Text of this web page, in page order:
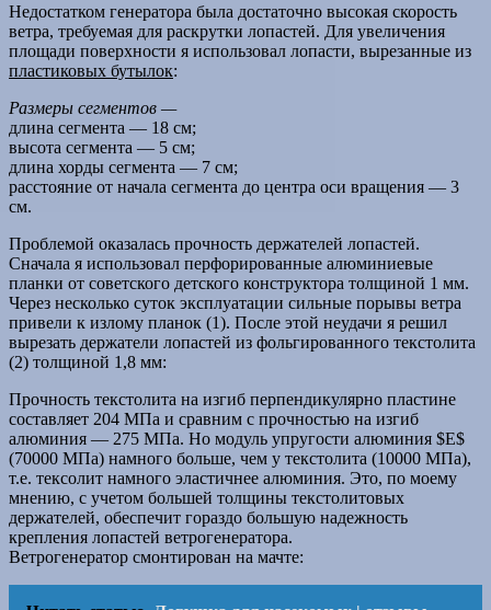
Недостатком генератора была достаточно высокая скорость
ветра, требуемая для раскрутки лопастей. Для увеличения
площади поверхности я использовал лопасти, вырезанные из
пластиковых бутылок:
Размеры сегментов —
длина сегмента — 18 см;
высота сегмента — 5 см;
длина хорды сегмента — 7 см;
расстояние от начала сегмента до центра оси вращения — 3
см.
Проблемой оказалась прочность держателей лопастей.
Сначала я использовал перфорированные алюминиевые
планки от советского детского конструктора толщиной 1 мм.
Через несколько суток эксплуатации сильные порывы ветра
привели к излому планок (1). После этой неудачи я решил
вырезать держатели лопастей из фольгированного текстолита
(2) толщиной 1,8 мм:
Прочность текстолита на изгиб перпендикулярно пластине
составляет 204 МПа и сравним с прочностью на изгиб
алюминия — 275 МПа. Но модуль упругости алюминия $E$
(70000 МПа) намного больше, чем у текстолита (10000 МПа),
т.е. тексолит намного эластичнее алюминия. Это, по моему
мнению, с учетом большей толщины текстолитовых
держателей, обеспечит гораздо большую надежность
крепления лопастей ветрогенератора.
Ветрогенератор смонтирован на мачте: